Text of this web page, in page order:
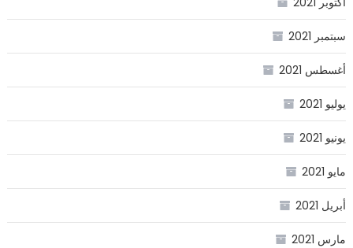
سبتمبر 2021
أغسطس 2021
يوليو 2021
يونيو 2021
مايو 2021
أبريل 2021
مارس 2021